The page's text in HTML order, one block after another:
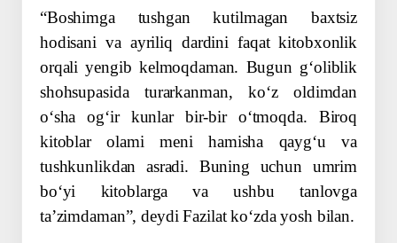
“Boshimga tushgan kutilmagan baxtsiz
hodisani va ayriliq dardini faqat kitobxonlik
orqali yengib kelmoqdaman. Bugun gʻoliblik
shohsupasida turarkanman, koʻz oldimdan
oʻsha ogʻir kunlar bir-bir oʻtmoqda. Biroq
kitoblar olami meni hamisha qaygʻu va
tushkunlikdan asradi. Buning uchun umrim
boʻyi kitoblarga va ushbu tanlovga
taʼzimdaman”, deydi Fazilat koʻzda yosh bilan.